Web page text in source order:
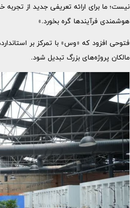
نیست؛ ما برای ارائه تعریفی جدید از
هوشمندی فرآیندها گره بخورد.»
فتوحی افزود که «وس» با تمرکز بر
مالکان پروژه‌های بزرگ تبدیل شود.